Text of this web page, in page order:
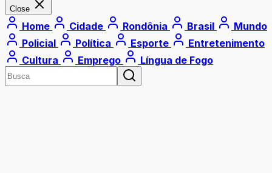
Close
Home Cidade Rondônia Brasil
Mundo
Policial
Política Esporte
Entretenimento
Cultura
Emprego Língua de Fogo